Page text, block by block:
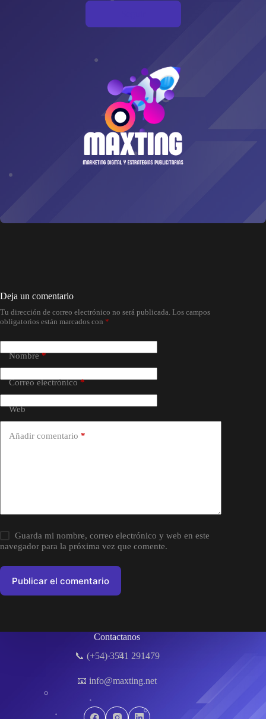
Deja un comentario
Tu dirección de correo electrónico no será publicada. Los campos
obligatorios están marcados con *
Nombre*
Correo electrónico*
Web
Añadir comentario *
Guarda mi nombre, correo electrónico y web en este
navegador para la próxima vez que comente.
Publicar el comentario
Contactanos
📞 (+54) 3541 291479
📧 info@maxting.net